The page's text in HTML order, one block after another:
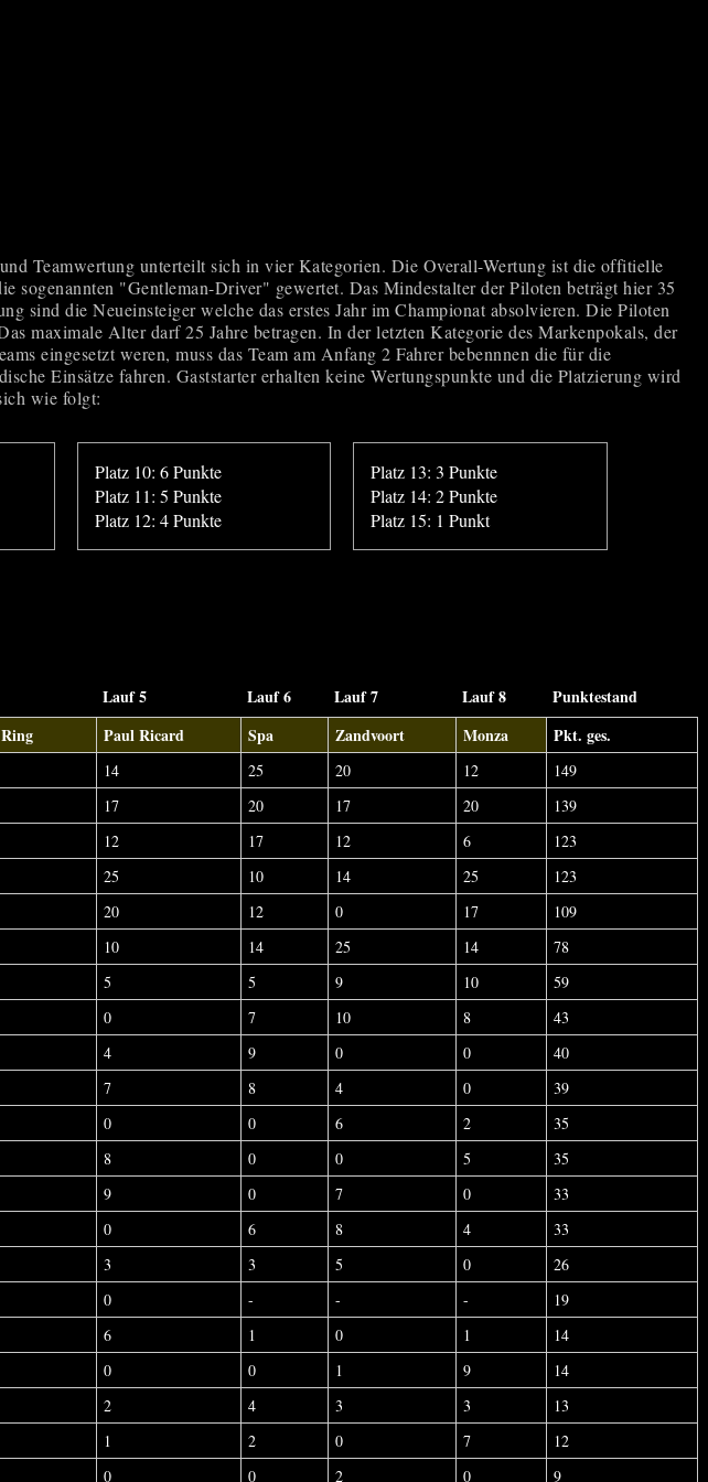
Teamwertung unterteilt sich in vier Kategorien. Die Overall-Wertung ist die offitielle
"Gentleman-Driver" gewertet. Das Mindestalter der Piloten beträgt hier 35
sind die Neueinsteiger welche das erstes Jahr im Championat absolvieren. Die Piloten
maximale Alter darf 25 Jahre betragen. In der letzten Kategorie des Markenpokals, der
eingesetzt weren, muss das Team am Anfang 2 Fahrer bebennnen die für die
Einsätze fahren. Gaststarter erhalten keine Wertungspunkte und die Platzierung wird
wie folgt:
Platz 10: 6 Punkte
Platz 11: 5 Punkte
Platz 12: 4 Punkte
Platz 13: 3 Punkte
Platz 14: 2 Punkte
Platz 15: 1 Punkt
Lauf 5 Lauf 6 Lauf 7 Lauf 8
Punktestand
Paul Ricard Spa Zandvoort Monza Pkt. ges.
14 25 20 12
149
17 20 17 20
139
12 17 12 6
123
25 10 14 25
123
20 12 0 17
109
10 14 25 14
78
5 5 9 10
59
0 7 10 8
43
4 9 0 0
40
7 8 4 0
39
0 0 6 2
35
8 0 0 5
35
9 0 7 0
33
0 6 8 4
33
3 3 5 0
26
0 - - -
19
6 1 0 1
14
0 0 1 9
14
2 4 3 3
13
1 2 0 7
12
0 0 2 0 9